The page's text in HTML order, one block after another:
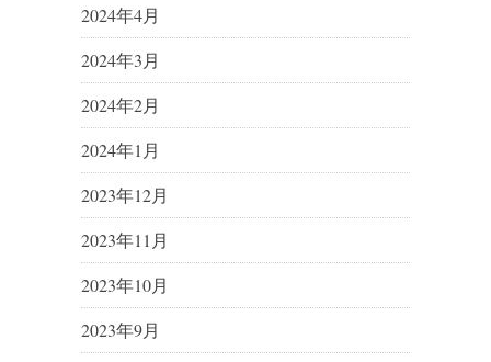
2024年4月
2024年3月
2024年2月
2024年1月
2023年12月
2023年11月
2023年10月
2023年9月